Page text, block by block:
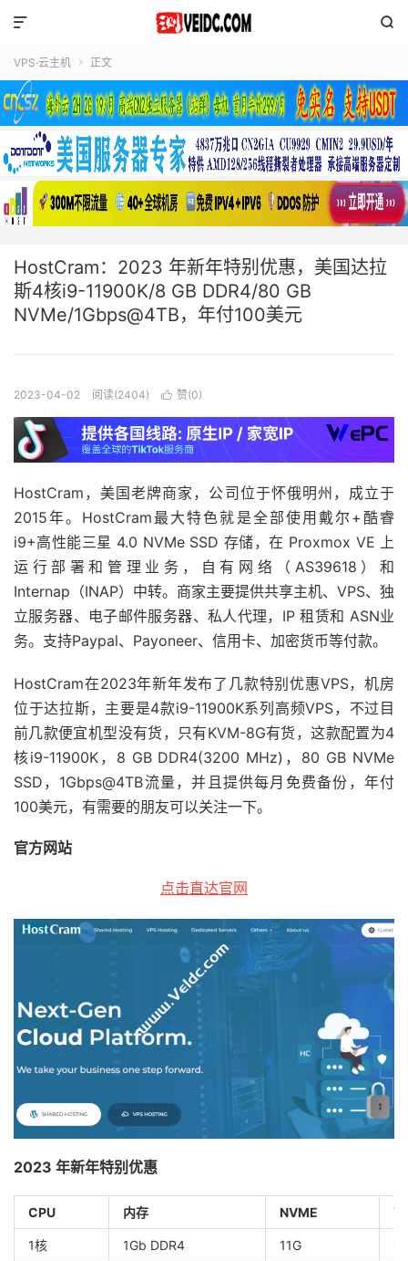


VPS·云主机  正文
HostCram：2023 年新年特别优惠，美国达拉
斯4核i9-11900K/8 GB DDR4/80 GB
NVMe/1Gbps@4TB，年付100美元
2023-04-02 阅读(2404)  赞(0)
HostCram，美国老牌商家，公司位于怀俄明州，成立于
2015年。HostCram最大特色就是全部使用戴尔+酷睿
i9+高性能三星 4.0 NVMe SSD 存储，在 Proxmox VE 上
运行部署和管理业务，自有网络（AS39618）和
Internap（INAP）中转。商家主要提供共享主机、VPS、独
立服务器、电子邮件服务器、私人代理，IP 租赁和 ASN业
务。支持Paypal、Payoneer、信用卡、加密货币等付款。
HostCram在2023年新年发布了几款特别优惠VPS，机房
位于达拉斯，主要是4款i9-11900K系列高频VPS，不过目
前几款便宜机型没有货，只有KVM-8G有货，这款配置为4
核i9-11900K，8 GB DDR4(3200 MHz)，80 GB NVMe
SSD，1Gbps@4TB流量，并且提供每月免费备份，年付
100美元，有需要的朋友可以关注一下。
官方网站
点击直达官网
2023 年新年特别优惠
CPU 内存 NVME
1核 1Gb DDR4 11G